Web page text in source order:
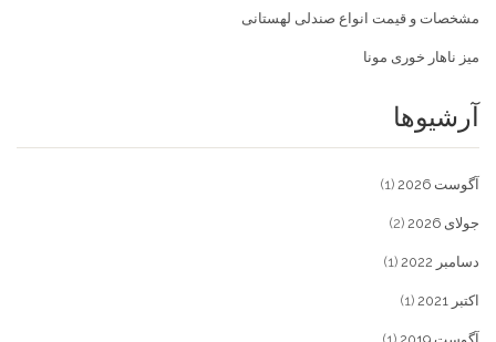
مشخصات و قیمت انواع صندلی لهستانی
میز ناهار خوری مونا
آرشیوها
آگوست 2026 (1)
جولای 2026 (2)
دسامبر 2022 (1)
اکتبر 2021 (1)